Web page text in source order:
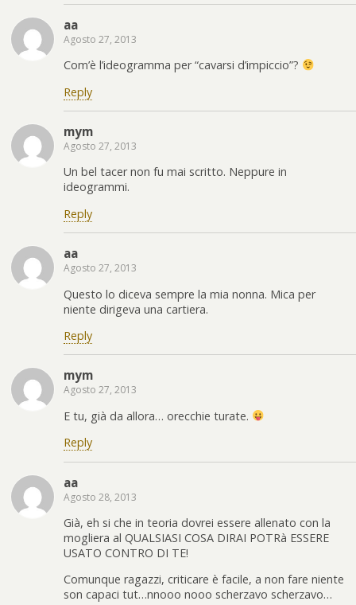
aa
Agosto 27, 2013
Com’è l’ideogramma per “cavarsi d’impiccio”?
Reply
mym
Agosto 27, 2013
Un bel tacer non fu mai scritto. Neppure in
ideogrammi.
Reply
aa
Agosto 27, 2013
Questo lo diceva sempre la mia nonna. Mica per
niente dirigeva una cartiera.
Reply
mym
Agosto 27, 2013
E tu, già da allora… orecchie turate.
Reply
aa
Agosto 28, 2013
Già, eh si che in teoria dovrei essere allenato con la
mogliera al QUALSIASI COSA DIRAI POTRà ESSERE
USATO CONTRO DI TE!
Comunque ragazzi, criticare è facile, a non fare niente
son capaci tut…nnooo nooo scherzavo scherzavo…